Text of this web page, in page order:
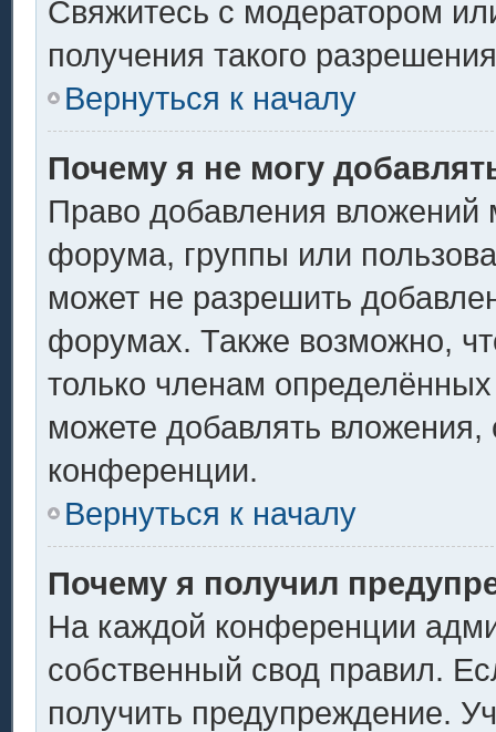
Свяжитесь с модератором
получения такого
Вернуться к началу
Почему я не могу
Право добавления вложений
форума, группы или
может не разрешить
форумах. Также возможно,
только членам
можете добавлять
конференции.
Вернуться к началу
Почему я получил
На каждой конференции
собственный свод правил.
получить предупреждение.